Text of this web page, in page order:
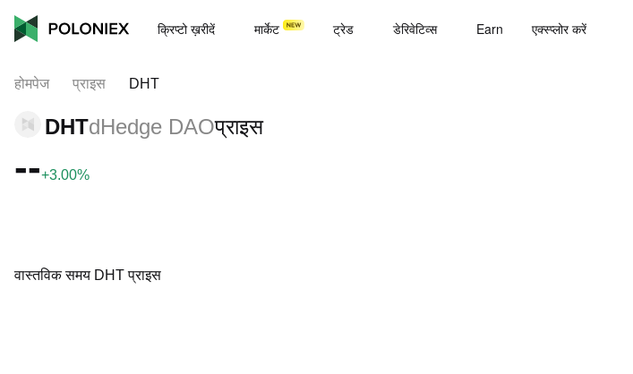
क्रिप्टो ख़रीदें मार्केट ट्रेड डेरिवेटिव्स Earn एक्स्प्लोर करें
होमपेज प्राइस DHT
DHTdHedge DAOप्राइस
--+3.00%
वास्तविक समय DHT प्राइस